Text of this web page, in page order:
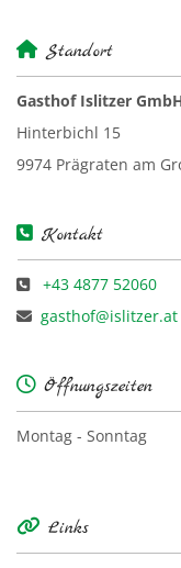
 Standort
Gasthof Islitzer
Hinterbichl 15
9974 Prägraten am
 Kontakt
 +43 4877 52060
 gasthof@islitzer.at
Öffnungszeiten
Montag - Sonntag
 Links